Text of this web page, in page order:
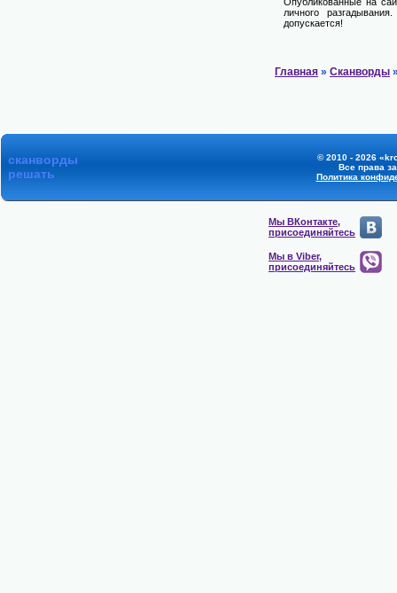
личного
допускается!
Главная » Сканворды
сканворды
решать
© 2010 - 2026
Все права
Политика
Мы ВКонтакте,
присоединяйтесь
Мы в Viber,
присоединяйтесь